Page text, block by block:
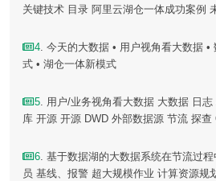
关键技术 目录 阿里云湖仓一体成功案例
4. 今天的大数据 • 用户视角看大数据 •
式 • 湖仓一体新模式
5. 用户/业务视角看大数据 大数据 日
库 开源 开源 DWD 外部数据源 节流 探查
6. 基于数据湖的大数据系统在节流过
员 基线、报警 超大规模作业 计算资源规